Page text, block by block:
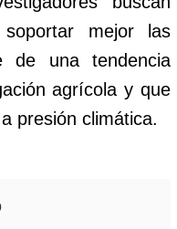
mejor las
de una tendencia
agrícola y que
presión climática.